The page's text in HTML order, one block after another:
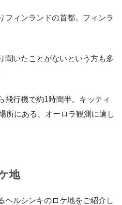
フィンランドの首都。フィンラ
聞いたことがないという方も多
飛行機で約1時間半。キッティ
所にある、オーロラ観測に適し
地
ヘルシンキのロケ地をご紹介し